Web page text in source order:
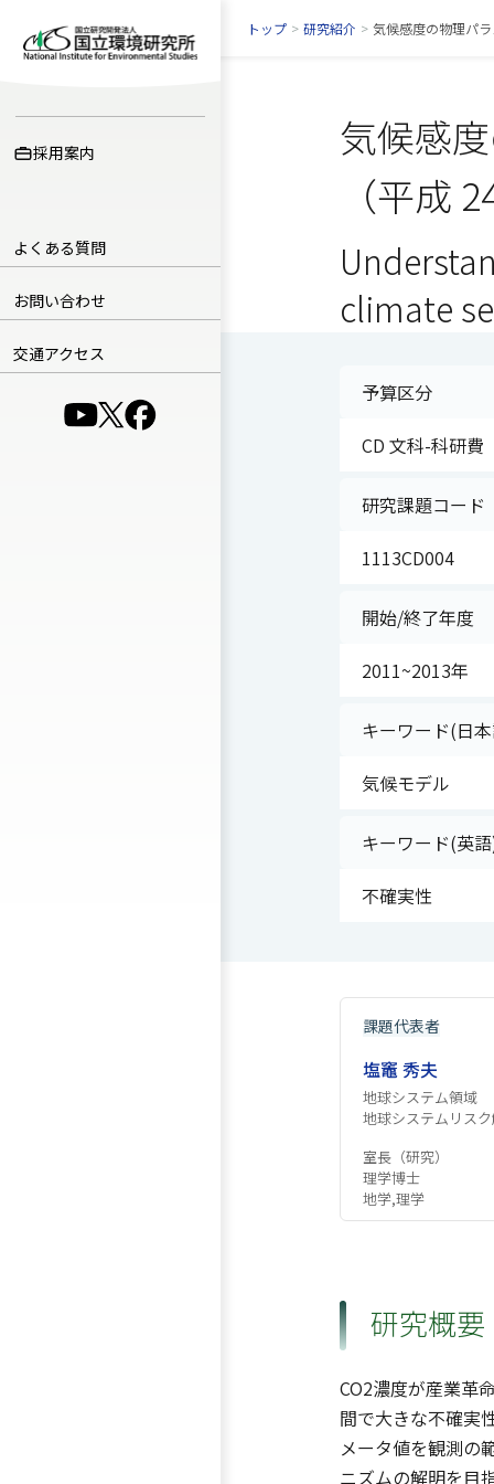
採用案内
よくある質問
お問い合わせ
交通アクセス
（別ウインドウで開きます）
（別ウインドウで開きます）
（別ウインドウで開きます）
トップ > 研究紹介 > 気候感度の物理パ
気候感
（平成
climate
予算区分
CD 文科-科研費
研究課題コード
1113CD004
開始/終了年度
2011~2013年
キーワード(日
気候モデル
キーワード(英
不確実性
課題代表者
塩竈 秀夫
地球システム領域
地球システムリス
室長（研究）
理学博士
地学,理学
研究概要
CO2濃度が産業革
間で大きな不確実
メータ値を観測の
ニズムの解明を目